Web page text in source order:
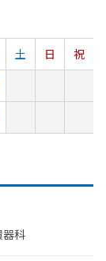
土 日
祝
器科